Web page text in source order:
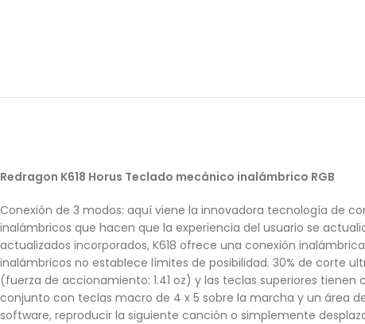
Redragon K618 Horus Teclado mecánico inalámbrico RGB
Conexión de 3 modos: aquí viene la innovadora tecnología de
inalámbricos que hacen que la experiencia del usuario se
actualizados incorporados, K618 ofrece una conexión
inalámbricos no establece límites de posibilidad. 30% de corte
(fuerza de accionamiento: 1.41 oz) y las teclas superiores
conjunto con teclas macro de 4 x 5 sobre la marcha y un área
software, reproducir la siguiente canción o simplemente